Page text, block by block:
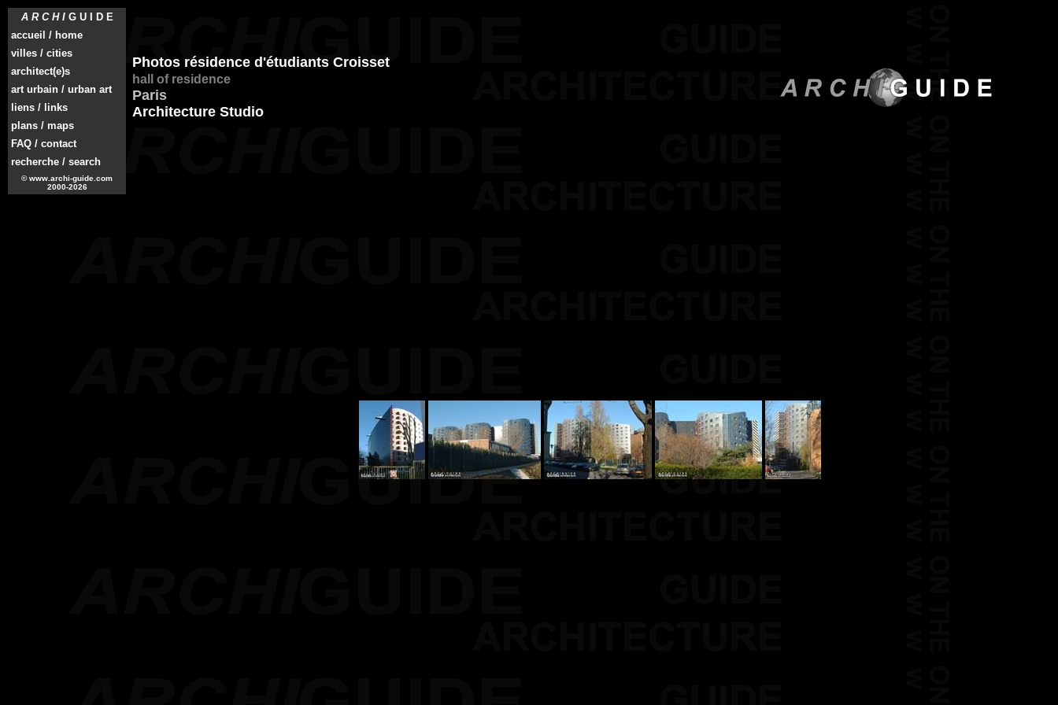
A R C H IG U I D E
accueil / home
villes / cities
architect(e)s
art urbain / urban art
liens / links
plans / maps
FAQ / contact
recherche / search
© www.archi-guide.com
2000-2026
Photos résidence d'étudiants Croisset
hall of residence
Paris
Architecture Studio